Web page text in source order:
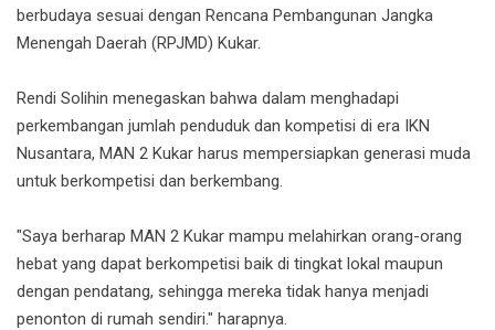
berbudaya sesuai dengan Rencana Pembangunan Jangka
Menengah Daerah (RPJMD) Kukar.
Rendi Solihin menegaskan bahwa dalam menghadapi
perkembangan jumlah penduduk dan kompetisi di era IKN
Nusantara, MAN 2 Kukar harus mempersiapkan generasi muda
untuk berkompetisi dan berkembang.
"Saya berharap MAN 2 Kukar mampu melahirkan orang-orang
hebat yang dapat berkompetisi baik di tingkat lokal maupun
dengan pendatang, sehingga mereka tidak hanya menjadi
penonton di rumah sendiri." harapnya.